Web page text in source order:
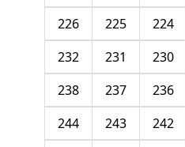
224
225
226
230
231
232
236
237
238
242
243
244